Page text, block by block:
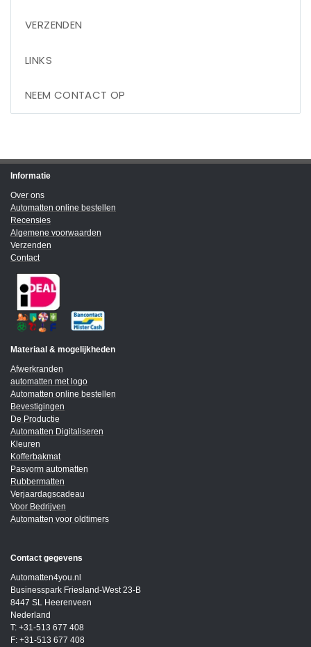
VERZENDEN
LINKS
NEEM CONTACT OP
Informatie
Over ons
Automatten online bestellen
Recensies
Algemene voorwaarden
Verzenden
Contact
Materiaal & mogelijkheden
Afwerkranden
automatten met logo
Automatten online bestellen
Bevestigingen
De Productie
Automatten Digitaliseren
Kleuren
Kofferbakmat
Pasvorm automatten
Rubbermatten
Verjaardagscadeau
Voor Bedrijven
Automatten voor oldtimers
Contact gegevens
Automatten4you.nl
Businesspark Friesland-West 23-B
8447 SL Heerenveen
Nederland
T: +31-513 677 408
F: +31-513 677 408